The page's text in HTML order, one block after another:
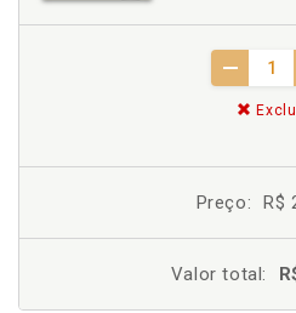
Preço: R$
Valor total: